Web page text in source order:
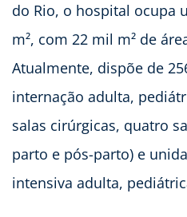
do Rio, o hospital ocupa
m², com 22 mil m² de
Atualmente, dispõe de
internação adulta,
salas cirúrgicas, quatro
parto e pós-parto) e
intensiva adulta,